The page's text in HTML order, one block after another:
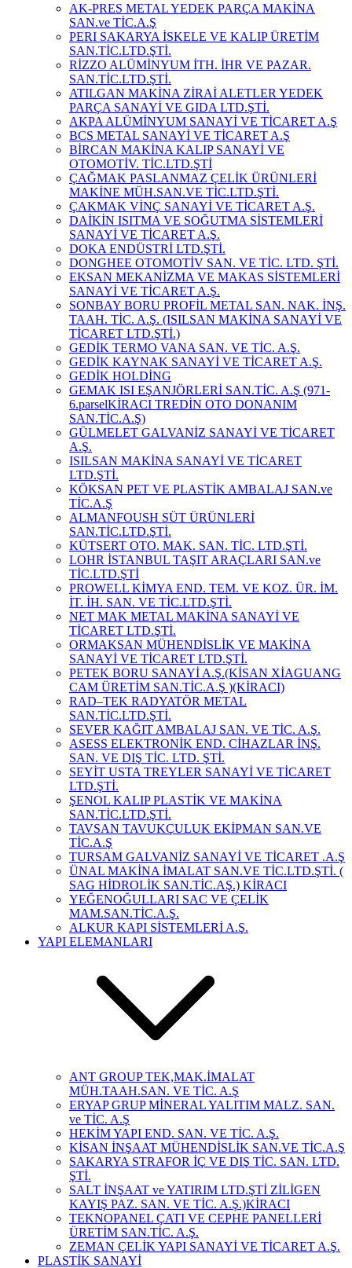
AK-PRES METAL YEDEK PARÇA MAKİNA
SAN.ve TİC.A.Ş
PERI SAKARYA İSKELE VE KALIP ÜRETİM
SAN.TİC.LTD.ŞTİ.
RİZZO ALÜMİNYUM İTH. İHR VE PAZAR.
SAN.TİC.LTD.ŞTİ.
ATILGAN MAKİNA ZİRAİ ALETLER YEDEK
PARÇA SANAYİ VE GIDA LTD.ŞTİ.
AKPA ALÜMİNYUM SANAYİ VE TİCARET A.Ş
BCS METAL SANAYİ VE TİCARET A.Ş
BİRCAN MAKİNA KALIP SANAYİ VE
OTOMOTİV. TİC.LTD.ŞTİ
ÇAĞMAK PASLANMAZ ÇELİK ÜRÜNLERİ
MAKİNE MÜH.SAN.VE TİC.LTD.ŞTİ.
ÇAKMAK VİNÇ SANAYİ VE TİCARET A.Ş.
DAİKİN ISITMA VE SOĞUTMA SİSTEMLERİ
SANAYİ VE TİCARET A.Ş.
DOKA ENDÜSTRİ LTD.ŞTİ.
DONGHEE OTOMOTİV SAN. VE TİC. LTD. ŞTİ.
EKSAN MEKANİZMA VE MAKAS SİSTEMLERİ
SANAYİ VE TİCARET A.Ş.
SONBAY BORU PROFİL METAL SAN. NAK. İNŞ.
TAAH. TİC. A.Ş. (ISILSAN MAKİNA SANAYİ VE
TİCARET LTD.ŞTİ.)
GEDİK TERMO VANA SAN. VE TİC. A.Ş.
GEDİK KAYNAK SANAYİ VE TİCARET A.Ş.
GEDİK HOLDİNG
GEMAK ISI EŞANJÖRLERİ SAN.TİC. A.Ş (971-
6.parselKİRACI TREDİN OTO DONANIM
SAN.TİC.A.Ş)
GÜLMELET GALVANİZ SANAYİ VE TİCARET
A.Ş.
ISILSAN MAKİNA SANAYİ VE TİCARET
LTD.ŞTİ.
KÖKSAN PET VE PLASTİK AMBALAJ SAN.ve
TİC.A.Ş
ALMANFOUSH SÜT ÜRÜNLERİ
SAN.TİC.LTD.ŞTİ.
KÜTSERT OTO. MAK. SAN. TİC. LTD.ŞTİ.
LOHR İSTANBUL TAŞIT ARAÇLARI SAN.ve
TİC.LTD.ŞTİ
PROWELL KİMYA END. TEM. VE KOZ. ÜR. İM.
İT. İH. SAN. VE TİC.LTD.ŞTİ.
NET MAK METAL MAKİNA SANAYİ VE
TİCARET LTD.ŞTİ.
ORMAKSAN MÜHENDİSLİK VE MAKİNA
SANAYİ VE TİCARET LTD.ŞTİ.
PETEK BORU SANAYİ A.Ş.(KİSAN XİAGUANG
CAM ÜRETİM SAN.TİC.A.Ş )(KİRACI)
RAD–TEK RADYATÖR METAL
SAN.TİC.LTD.ŞTİ.
SEVER KAĞIT AMBALAJ SAN. VE TİC. A.Ş.
ASESS ELEKTRONİK END. CİHAZLAR İNŞ.
SAN. VE DIŞ TİC. LTD. ŞTİ.
SEYİT USTA TREYLER SANAYİ VE TİCARET
LTD.ŞTİ.
ŞENOL KALIP PLASTİK VE MAKİNA
SAN.TİC.LTD.ŞTİ.
TAVSAN TAVUKÇULUK EKİPMAN SAN.VE
TİC.A.Ş
TURSAM GALVANİZ SANAYİ VE TİCARET .A.Ş
ÜNAL MAKİNA İMALAT SAN.VE TİC.LTD.ŞTİ. (
SAG HİDROLİK SAN.TİC.AŞ.) KİRACI
YEĞENOĞULLARI SAC VE ÇELİK
MAM.SAN.TİC.A.Ş.
ALKUR KAPI SİSTEMLERİ A.Ş.
YAPI ELEMANLARI
ANT GROUP TEK,MAK.İMALAT
MÜH.TAAH.SAN. VE TİC. A.Ş
ERYAP GRUP MİNERAL YALITIM MALZ. SAN.
ve TİC. A.Ş
HEKİM YAPI END. SAN. VE TİC. A.Ş.
KİSAN İNŞAAT MÜHENDİSLİK SAN.VE TİC.A.Ş
SAKARYA STRAFOR İÇ VE DIŞ TİC. SAN. LTD.
ŞTİ.
SALT İNŞAAT ve YATIRIM LTD.ŞTİ ZİLİGEN
KAYIŞ PAZ. SAN. VE TİC. A.Ş.)KİRACI
TEKNOPANEL ÇATI VE CEPHE PANELLERİ
ÜRETİM SAN.TİC. A.Ş.
ZEMAN ÇELİK YAPI SANAYİ VE TİCARET A.Ş.
PLASTİK SANAYİ